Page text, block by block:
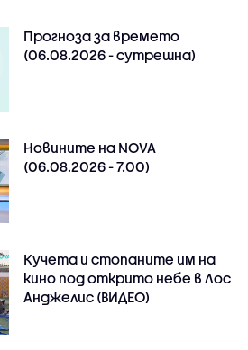
Прогноза за времето
(06.08.2026 - сутрешна)
Новините на NOVA
(06.08.2026 - 7.00)
Кучета и стопаните им на
кино под открито небе в Лос
Анджелис (ВИДЕО)